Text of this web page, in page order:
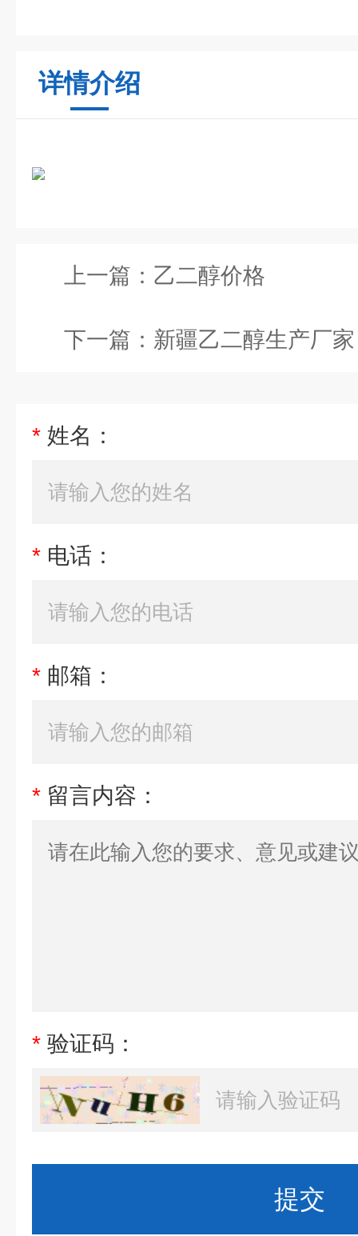
详情介绍
上一篇： 乙二醇价格
下一篇： 新疆乙二醇生产厂家
* 姓名：
* 电话：
* 邮箱：
* 留言内容：
* 验证码：